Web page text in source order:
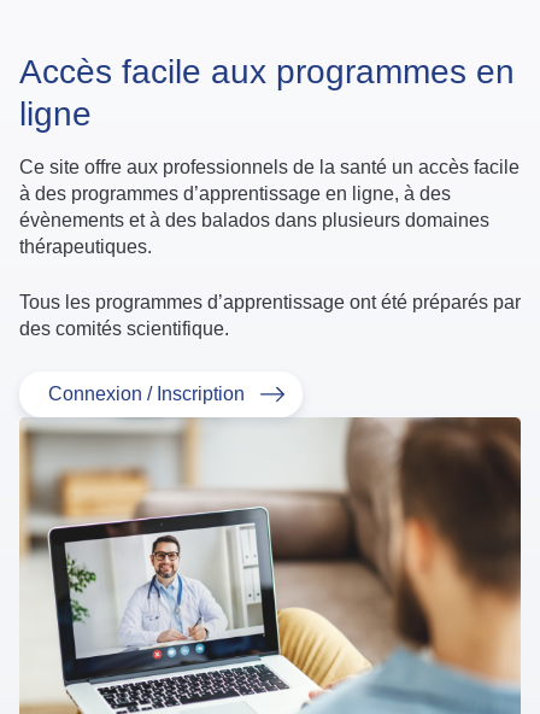
Accès facile aux programmes en
ligne
Ce site offre aux professionnels de la santé un accès facile
à des programmes d’apprentissage en ligne, à des
évènements et à des balados dans plusieurs domaines
thérapeutiques.
Tous les programmes d’apprentissage ont été préparés par
des comités scientifique.
Connexion / Inscription